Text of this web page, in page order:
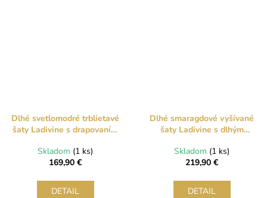
Dlhé svetlomodré trblietavé
šaty Ladivine s drapovaním
Skladom (1 ks)
169,90 €
DETAIL
Dlhé smaragdové vyšívané
šaty Ladivine s dlhým
Skladom (1 ks)
219,90 €
DETAIL